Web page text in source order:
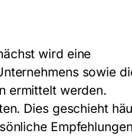
wird eine
sowie
ermittelt werden.
Dies geschieht